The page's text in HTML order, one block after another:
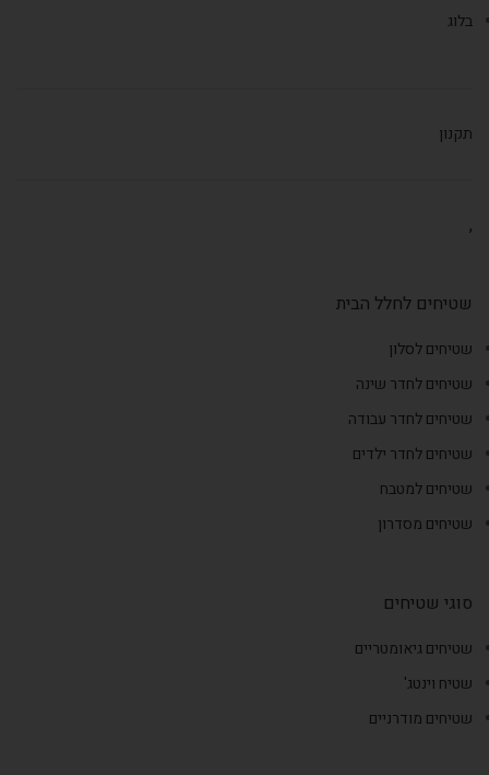
בלוג
תקנון
,
שטיחים לחלל הבית
שטיחים לסלון
שטיחים לחדר שינה
שטיחים לחדר עבודה
שטיחים לחדר ילדים
שטיחים למטבח
שטיחים מסדרון
סוגי שטיחים
שטיחים גיאומטריים
שטיח וינטג'
שטיחים מודרניים